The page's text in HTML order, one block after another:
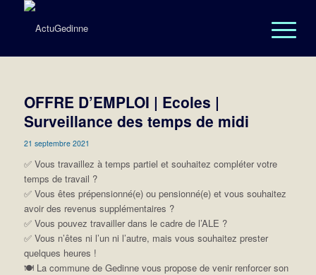
OFFRE D’EMPLOI | Ecoles |
Surveillance des temps de midi
21 septembre 2021
✅ Vous travaillez à temps partiel et souhaitez compléter votre
temps de travail ?
✅ Vous êtes prépensionné(e) ou pensionné(e) et vous souhaitez
avoir des revenus supplémentaires ?
✅ Vous pouvez travailler dans le cadre de l’ALE ?
✅ Vous n’êtes ni l’un ni l’autre, mais vous souhaitez prester
quelques heures !
🍽 La commune de Gedinne vous propose de venir renforcer son